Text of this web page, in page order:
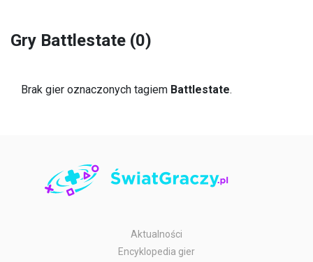
Gry Battlestate (0)
Brak gier oznaczonych tagiem Battlestate.
Aktualności
Encyklopedia gier